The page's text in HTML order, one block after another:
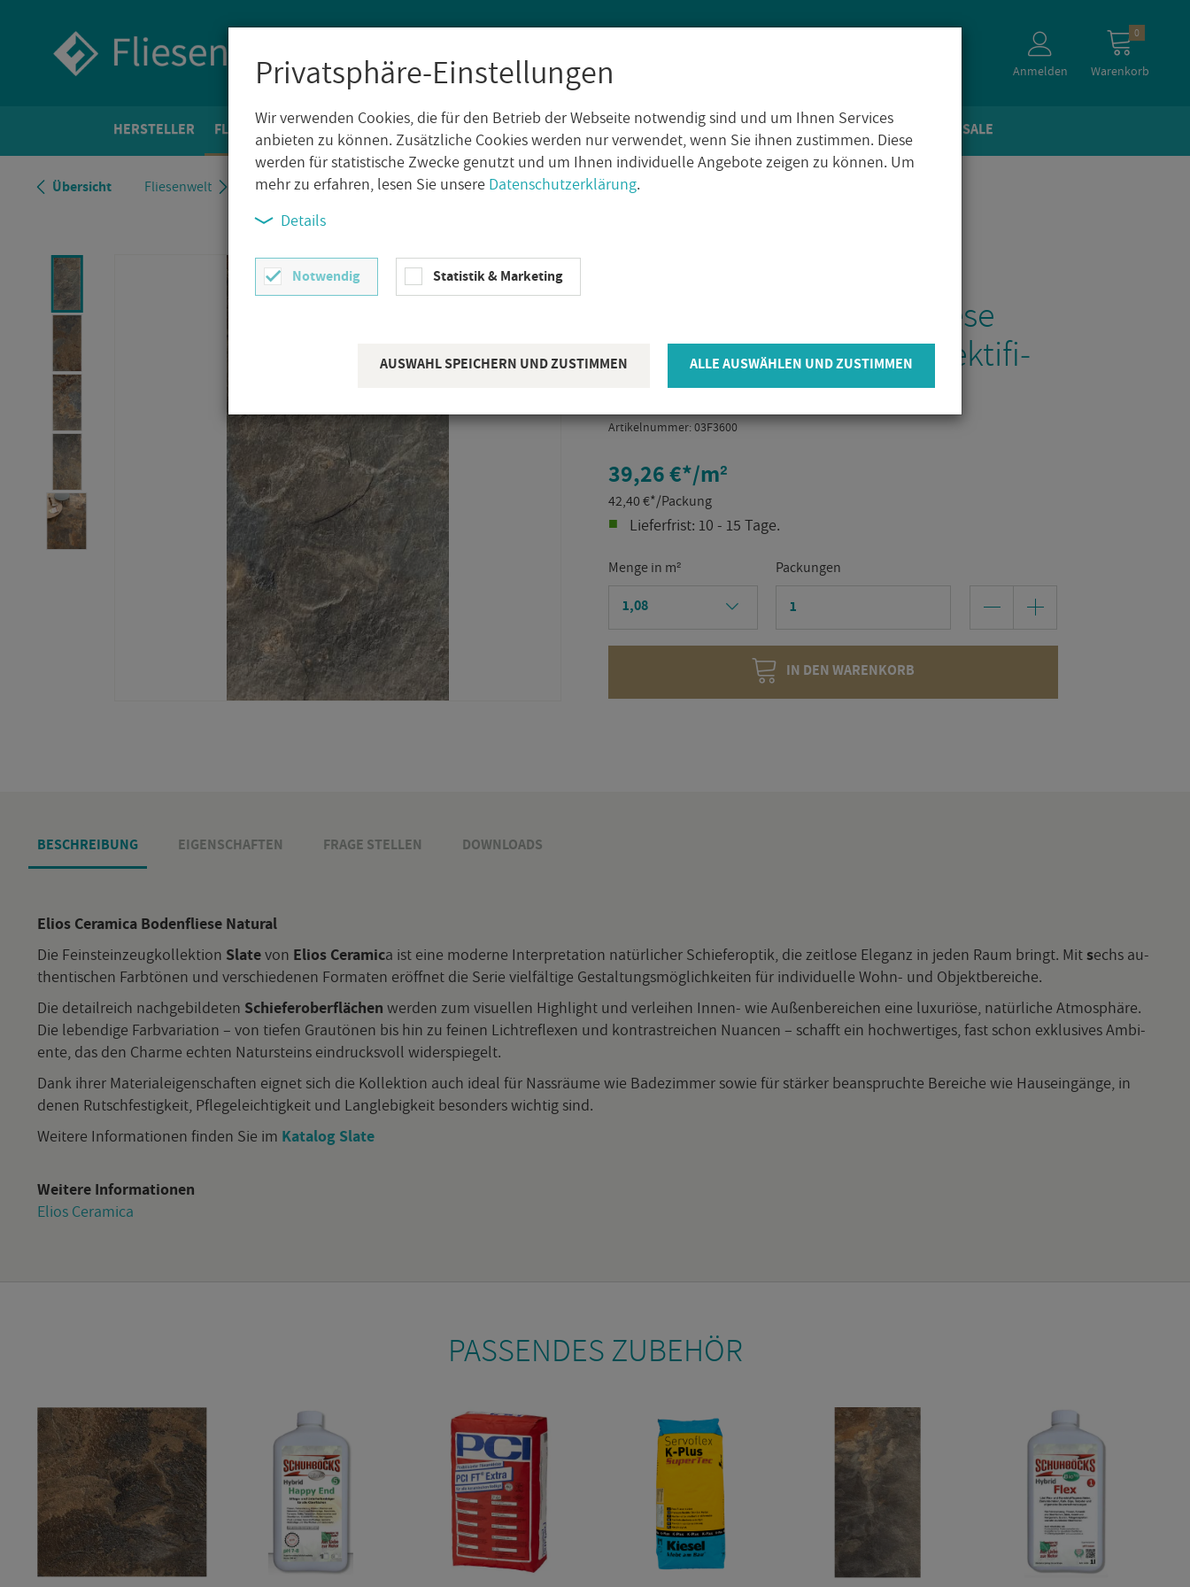
Privatsphäre-Einstellungen
Wir verwenden Cookies, die für den Betrieb der Webseite notwendig sind und um Ihnen Services
anbieten zu können. Zusätzliche Cookies werden nur verwendet, wenn Sie ihnen zustimmen. Diese
werden für statistische Zwecke genutzt und um Ihnen individuelle Angebote zeigen zu können. Um
mehr zu erfahren, lesen Sie unsere Datenschutzerklärung.
Details
Notwendig Statistik & Marketing
AUSWAHL SPEICHERN UND ZUSTIMMEN ALLE AUSWÄHLEN UND ZUSTIMMEN
Anmelden
0
Warenkorb
HER­STEL­LER FLIE­SEN­WELT BO­DEN­FLIE­SEN WAND­FLIE­SEN AUS­SEN­FLIE­SEN DE­KO­RE NA­TUR­STEIN­OP­TIK ZU­BE­HÖR SALE
Über­sicht Flie­sen­welt Flie­sen in Na­tur­stein­op­tik Elios Ce­ra­mi­ca Bo­den­flie­se Slate Na­tu­ral 30x60cm rek­ti­fi­ziert
Elios Ce­ra­mi­ca Bo­den­flie­se
Slate Na­tu­ral 30x60cm rek­ti­fi­
ziert
Ar­ti­kel­num­mer:03F3600
39,26 €*/m²
42,40 €*/Packung
Lie­fer­frist: 10 - 15 Tage.
Menge in m² Packungen
IN DEN WARENKORB
BE­SCHREI­BUNG EI­GEN­SCHAF­TEN FRAGE STEL­LEN DOWN­LOADS
Elios Ce­ra­mi­ca Bo­den­flie­se Na­tu­ral
Die Fein­stein­zeug­kol­lek­ti­on Slatevon Elios Ce­ra­mica ist eine mo­der­ne In­ter­pre­ta­ti­on na­tür­li­cher Schie­fer­op­tik, die zeit­lo­se Ele­ganz in jeden Raum bringt. Mitsechs au­
then­ti­schen Farb­tö­nen und ver­schie­de­nen For­ma­ten er­öff­net die Serie viel­fäl­ti­ge Ge­stal­tungs­mög­lich­kei­ten für in­di­vi­du­el­le Wohn- und Ob­jekt­be­rei­che.
Die de­tail­reich nach­ge­bil­de­ten Schie­fe­r­ober­flä­chen wer­den zum vi­su­el­len High­light und ver­lei­hen In­nen- wie Au­ßen­be­rei­chen eine lu­xu­riö­se, na­tür­li­che At­mo­sphä­re.
Die le­ben­di­ge Farb­va­ria­ti­on – von tie­fen Grau­tö­nen bis hin zu fei­nen Licht­re­fle­xen und kon­trast­rei­chen Nu­an­cen – schafft ein hoch­wer­ti­ges, fast schon ex­klu­si­ves Am­bi­
en­te, das den Charme ech­ten Na­tur­steins ein­drucks­voll wi­der­spie­gelt.
Dank ihrer Ma­te­ri­al­ei­gen­schaf­ten eig­net sich die Kol­lek­ti­on auch ideal für Nass­räu­me wie Ba­de­zim­mer sowie für stär­ker be­an­spruch­te Be­rei­che wie Haus­ein­gän­ge, in
denen Rutsch­fes­tig­keit, Pfle­ge­leich­tig­keit und Lang­le­big­keit be­son­ders wich­tig sind.
Wei­te­re In­for­ma­tio­nen fin­den Sie im Ka­ta­log Slate
Wei­te­re In­for­ma­tio­nen
Elios Ce­ra­mi­ca
PAS­SEN­DES ZU­BE­HÖR